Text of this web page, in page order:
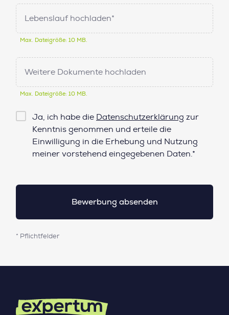
Lebenslauf hochladen*
Max. Dateigröße: 10 MB.
Weitere Dokumente hochladen
Max. Dateigröße: 10 MB.
Checkbox
Datenschutz*
Ja, ich habe die Datenschutzerklärung zur
Kenntnis genommen und erteile die
Einwilligung in die Erhebung und Nutzung
meiner vorstehend eingegebenen Daten.*
* Pflichtfelder